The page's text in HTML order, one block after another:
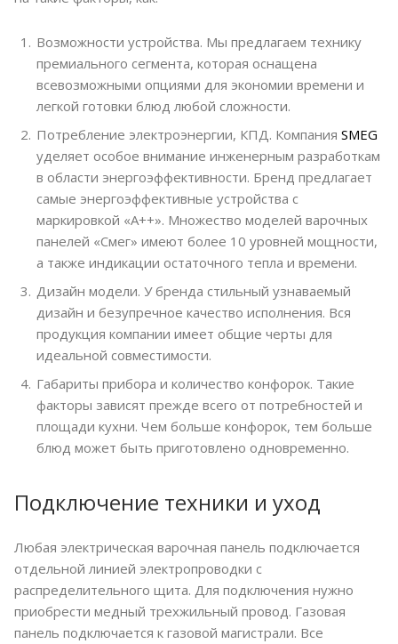
Возможности устройства. Мы предлагаем технику
премиального сегмента, которая оснащена
всевозможными опциями для экономии времени и
легкой готовки блюд любой сложности.
Потребление электроэнергии, КПД. Компания SMEG
уделяет особое внимание инженерным разработкам
в области энергоэффективности. Бренд предлагает
самые энергоэффективные устройства с
маркировкой «А++». Множество моделей варочных
панелей «Смег» имеют более 10 уровней мощности,
а также индикации остаточного тепла и времени.
Дизайн модели. У бренда стильный узнаваемый
дизайн и безупречное качество исполнения. Вся
продукция компании имеет общие черты для
идеальной совместимости.
Габариты прибора и количество конфорок. Такие
факторы зависят прежде всего от потребностей и
площади кухни. Чем больше конфорок, тем больше
блюд может быть приготовлено одновременно.
Подключение техники и уход
Любая электрическая варочная панель подключается
отдельной линией электропроводки с
распределительного щита. Для подключения нужно
приобрести медный трехжильный провод. Газовая
панель подключается к газовой магистрали. Все